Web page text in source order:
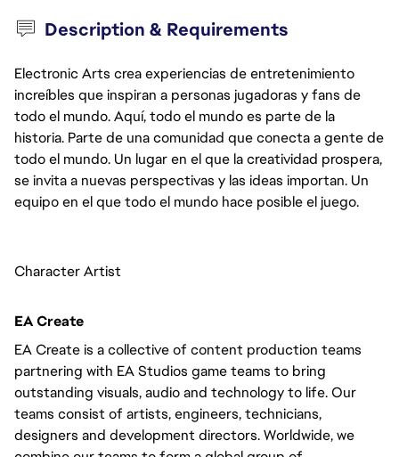
Description & Requirements
Electronic Arts crea experiencias de entretenimiento
increíbles que inspiran a personas jugadoras y fans de
todo el mundo. Aquí, todo el mundo es parte de la
historia. Parte de una comunidad que conecta a gente de
todo el mundo. Un lugar en el que la creatividad prospera,
se invita a nuevas perspectivas y las ideas importan. Un
equipo en el que todo el mundo hace posible el juego.
Character Artist
EA Create
EA Create is a collective of content production teams
partnering with EA Studios game teams to bring
outstanding visuals, audio and technology to life. Our
teams consist of artists, engineers, technicians,
designers and development directors. Worldwide, we